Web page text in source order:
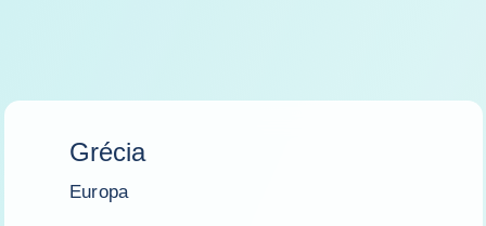
Grécia
Europa